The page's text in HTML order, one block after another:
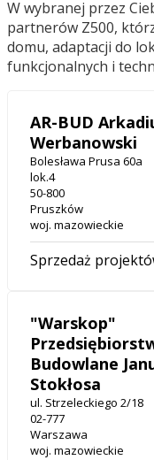
W wybranej przez
partnerów Z500,
domu, adaptacji do
funkcjonalnych i
AR-BUD
Werbanowski
Bolesława Prusa 60a
lok.4
50-800
Pruszków
woj. mazowieckie
Sprzedaż
"Warskop"
Budowlane
Stokłosa
ul. Strzeleckiego 2/18
02-777
Warszawa
woj. mazowieckie